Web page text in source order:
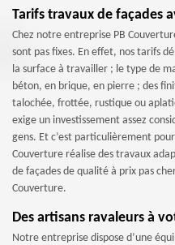
Tarifs travaux de façades
Chez notre entreprise PB
sont pas fixes. En effet, nos tarifs
la surface à travailler ; le type de
béton, en brique, en pierre ; des
talochée, frottée, rustique ou
exige un investissement assez
gens. Et c’est particulièrement
Couverture réalise des travaux
de façades de qualité à prix pas
Couverture.
Des artisans ravaleurs à
Notre entreprise dispose d’une